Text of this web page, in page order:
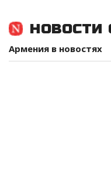
новости
Армения в новостях